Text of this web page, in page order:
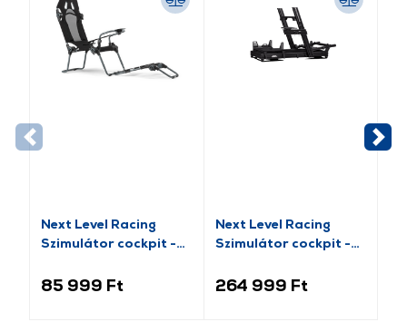
Next Level Racing
Szimulátor cockpit -
(NLR-S015GR)
85 999 Ft
Next Level Racing
Szimulátor cockpit -
Wheel Plate Edition
264 999 Ft